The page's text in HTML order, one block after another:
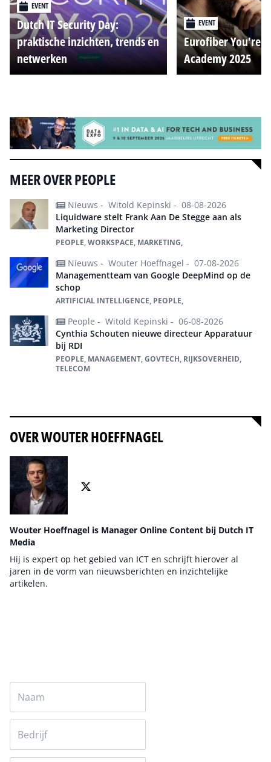
EVENT
Dutch IT Security Day:
praktische inzichten, trends en
netwerken
EVENT
Eurofiber You're
Academy 2025
MEER OVER PEOPLE
Nieuws - Witold Kepinski - 08-08-2026
Liquidware stelt Frank Aan De Stegge aan als
Marketing Director
PEOPLE, WORKSPACE, MARKETING,
Nieuws - Wouter Hoeffnagel - 07-08-2026
Managementteam van Google DeepMind op de
schop
ARTIFICIAL INTELLIGENCE, PEOPLE,
People - Witold Kepinski - 06-08-2026
Cynthia Schouten nieuwe directeur Apparatuur
bij RDI
PEOPLE, MANAGEMENT, GOVTECH, RIJKSOVERHEID,
TELECOM
OVER WOUTER HOEFFNAGEL
Wouter Hoeffnagel is Manager Online Content bij Dutch IT
Media
Hij is expert op het gebied van ICT en schrijft hierover al
jaren in de vorm van nieuwsberichten en inzichtelijke
artikelen.